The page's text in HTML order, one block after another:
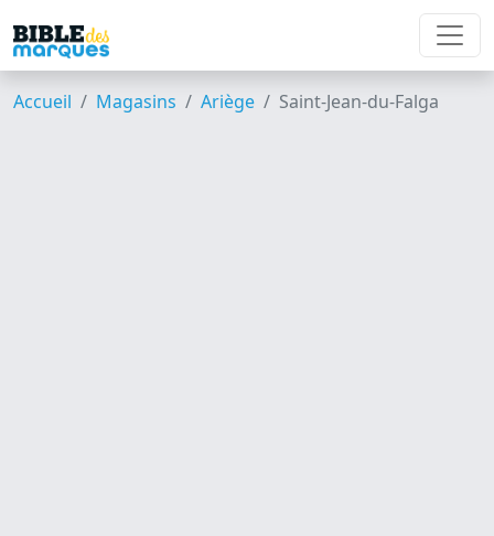
Accueil Magasins Ariège Saint-Jean-du-Falga